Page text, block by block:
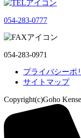
054-283-0777
054-283-0971
プライバシーポ
サイトマップ
Copyright(c)Goho